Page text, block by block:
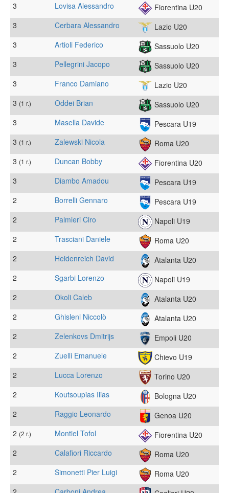
3
Lovisa Alessandro
Fiorentina U20
3
Cerbara Alessandro
Lazio U20
3
Artioli Federico
Sassuolo U20
3
Pellegrini Jacopo
Sassuolo U20
3
Franco Damiano
Lazio U20
3 (1 r.) Oddei Brian
Sassuolo U20
3
Masella Davide
Pescara U19
3 (1 r.) Zalewski Nicola
Roma U20
3 (1 r.) Duncan Bobby
Fiorentina U20
3
Diambo Amadou
Pescara U19
2
Borrelli Gennaro
Pescara U19
2
Palmieri Ciro
Napoli U19
2
Trasciani Daniele
Roma U20
2
Heidenreich David
Atalanta U20
2
Sgarbi Lorenzo
Napoli U19
2
Okoli Caleb
Atalanta U20
2
Ghisleni Niccolò
Atalanta U20
2
Zelenkovs Dmitrijs
Empoli U20
2
Zuelli Emanuele
Chievo U19
2
Lucca Lorenzo
Torino U20
2
Koutsoupias Ilias
Bologna U20
2
Raggio Leonardo
Genoa U20
2 (2 r.) Montiel Tofol
Fiorentina U20
2
Calafiori Riccardo
Roma U20
2
Simonetti Pier Luigi
Roma U20